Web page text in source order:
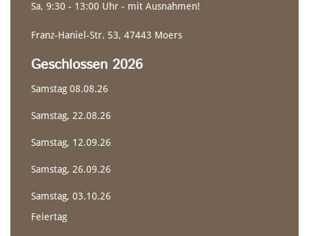
Sa, 9:30 - 13:00 Uhr - mit Ausnahmen!
Franz-Haniel-Str. 53, 47443 Moers
Geschlossen 2026
Samstag 08.08.26
Samstag, 22.08.26
Samstag, 12.09.26
Samstag, 26.09.26
Samstag, 03.10.26
Feiertag